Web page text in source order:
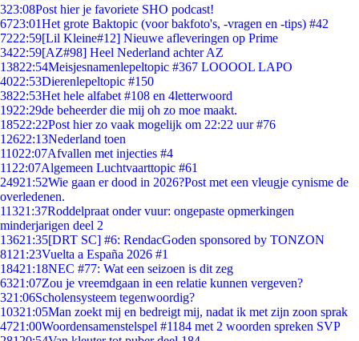
323:08Post hier je favoriete SHO podcast!
6723:01Het grote Baktopic (voor bakfoto's, -vragen en -tips) #42
7222:59[Lil Kleine#12] Nieuwe afleveringen op Prime
3422:59[AZ#98] Heel Nederland achter AZ
13822:54Meisjesnamenlepeltopic #367 LOOOOL LAPO
4022:53Dierenlepeltopic #150
3822:53Het hele alfabet #108 en 4letterwoord
1922:29de beheerder die mij oh zo moe maakt.
18522:22Post hier zo vaak mogelijk om 22:22 uur #76
12622:13Nederland toen
11022:07Afvallen met injecties #4
11 22:07Algemeen Luchtvaarttopic #61
24921:52Wie gaan er dood in 2026?Post met een vleugje cynisme de
overledenen.
11321:37Roddelpraat onder vuur: ongepaste opmerkingen
minderjarigen deel 2
13621:35[DRT SC] #6: RendacGoden sponsored by TONZON
81 21:23Vuelta a España 2026 #1
18421:18NEC #77: Wat een seizoen is dit zeg
6321:07Zou je vreemdgaan in een relatie kunnen vergeven?
321:06Scholensysteem tegenwoordig?
10321:05Man zoekt mij en bedreigt mij, nadat ik met zijn zoon sprak
4721:00Woordensamenstelspel #1184 met 2 woorden spreken SVP